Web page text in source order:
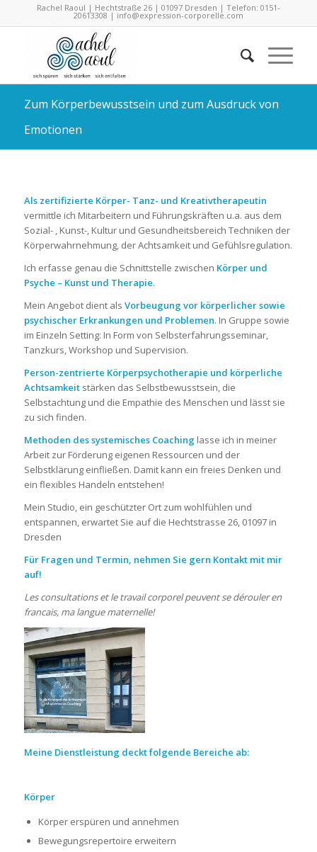
Rachel Raoul | Hechtstraße 26 | 01097 Dresden | Telefon: 0151-
20613308 | info@expression-corporelle.com
Zum Körperbewusstsein und zum Ausdruck von
Emotionen
Als zertifizierte Körper- Tanz- und Kreativtherapeutin
vermittle ich Mitarbeitern und Führungskräften u.a. aus dem
Sozial- , Kunst-, Kultur und Gesundheitsbereich Techniken der
Körperwahrnehmung, der Achtsamkeit und Gefühlsregulation.
Ich erfasse genau die Schnittstelle zwischen Körper und
Psyche – Kunst und Therapie.
Mein Angebot dient als Vorbeugung vor körperlicher sowie
psychischer Erkrankungen und Problemen. In Gruppe sowie
im Einzeln Setting: In Form von Selbsterfahrungsseminar,
Tanzkurs, Workshop und Supervision.
Person-zentrierte Körperpsychotherapie und körperliche
Achtsamkeit stärken das Selbstbewusstsein, die
Selbstachtung und die Empathie des Menschen und lässt sie
zu sich finden.
Methoden des systemisches Coaching lasse ich in meiner
Arbeit zur Förderung eigenen Ressourcen und der
Selbstklärung einfließen. Damit kann ein freies Denken und
ein flexibles Handeln entstehen!
Mein Studio, ein geschützter Ort zum wohlfühlen und
entspannen, erwartet Sie auf die Hechtstrasse 26, 01097 in
Dresden
Für Fragen und Termin, nehmen Sie gern Kontakt mit mir
auf!
Les consultations et le travail corporel peuvent se dérouler en
francais, ma langue maternelle!
Meine Dienstleistung deckt folgende Bereiche ab:
Körper
Körper erspüren und annehmen
Bewegungsrepertoire erweitern